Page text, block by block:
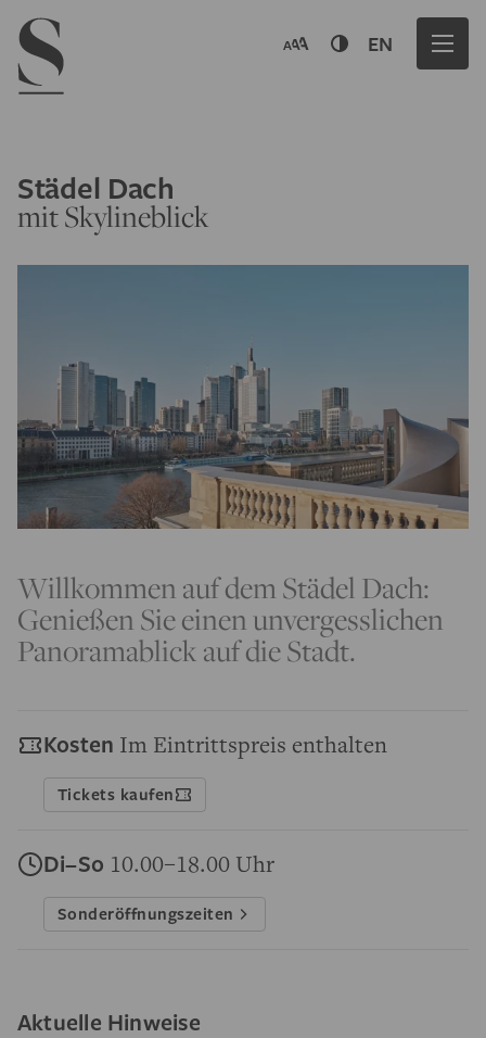
Navigation menu
EN
Städel Dach
mit Skylineblick
Willkommen auf dem Städel Dach:
Genießen Sie einen unvergesslichen
Panoramablick auf die Stadt.
Kosten Im Eintrittspreis enthalten
Tickets kaufen
Di–So 10.00–18.00 Uhr
Sonderöffnungszeiten
Aktuelle Hinweise